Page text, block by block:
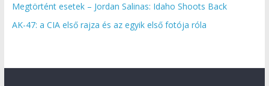
Megtörtént esetek – Jordan Salinas: Idaho Shoots Back
AK-47: a CIA első rajza és az egyik első fotója róla